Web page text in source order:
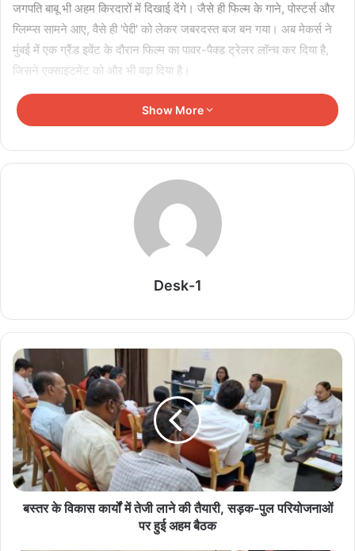
जगपति बाबू भी अहम किरदारों में दिखाई देंगे। जैसे ही फिल्म के गाने, पोस्टर्स और
ग्लिम्प्स सामने आए, वैसे ही 'पेद्दी' को लेकर जबरदस्त बज बन गया। अब मेकर्स ने
मुंबई में एक ग्रैंड इवेंट के दौरान फिल्म का पावर-पैक्ड ट्रेलर लॉन्च कर दिया है,
जिसने एक्साइटमेंट को और भी बढ़ा दिया है।
'पेद्दी' का ट्रेलर एक बड़े सिनेमैटिक स्पेक्टेकल की झलक देता है। इसमें इमोशन्स,
जिंदगी और कल्चर का अहम हिस्सा हैं। इससे पहले मेकर्स राम चरण के पेड्डी
को उनका बिल्कुल नया अंदाज़ देखने मिला। ट्रेलर में राम चरण तीन अलग-अलग
स्पोर्ट्स और तीन पूरी तरह अलग अवतारों में नजर आ रहे हैं, जिसने फैंस की
एक्साइटमेंट को अगले लेवल पर पहुंचा दिया है
मृणाल ठाकुर और यशस्वी जायसवाल के रिश्ते की चर्चा तेज,
असम बाढ़ पीड़ितों की मदद को समय रैना ने दिए 10 लाख,
सीएम ने की तारीफ
August 8, 2026
लोकेश कनगराज की ‘DC’ में एक्शन, रोमांस और बदले का खूनी
खेल देखने को मिलेगा
August 8, 2026
Show More
Desk-1
बस्तर के विकास कार्यों में तेजी लाने की तैयारी, सड़क-पुल परियोजनाओं
पर हुई अहम बैठक